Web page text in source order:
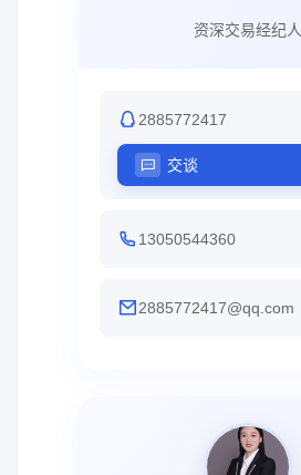
资深交易经纪人
2885772417
交谈
13050544360
2885772417@qq.com